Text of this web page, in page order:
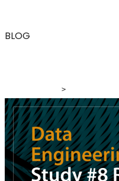
BLOG
>
ブログ>「BIツール特集
Data Engineering Study